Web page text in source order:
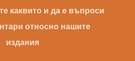
каквито и да е въпроси
относно нашите
издания